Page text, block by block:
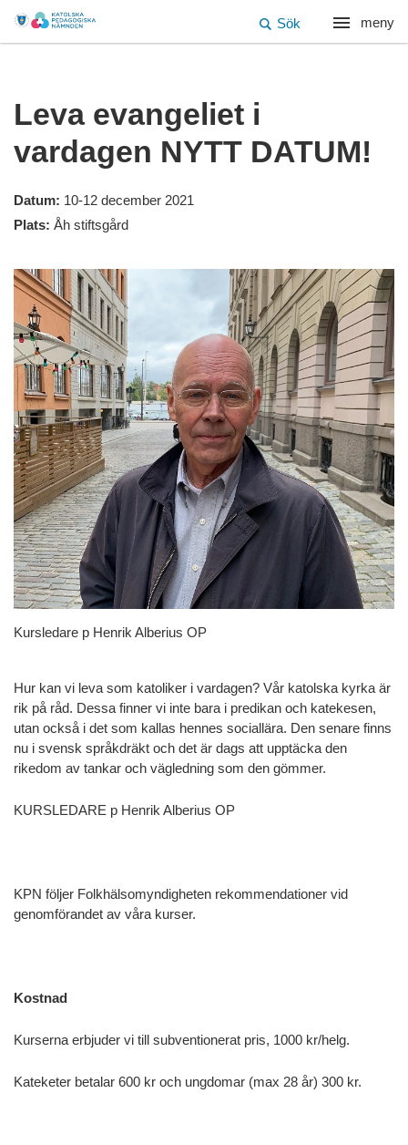
meny
Sök
Leva evangeliet i
vardagen NYTT DATUM!
Datum: 10-12 december 2021
Plats: Åh stiftsgård
Kursledare p Henrik Alberius OP
Hur kan vi leva som katoliker i vardagen? Vår katolska kyrka är
rik på råd. Dessa finner vi inte bara i predikan och katekesen,
utan också i det som kallas hennes sociallära. Den senare finns
nu i svensk språkdräkt och det är dags att upptäcka den
rikedom av tankar och vägledning som den gömmer.
KURSLEDARE p Henrik Alberius OP
KPN följer Folkhälsomyndigheten rekommendationer vid
genomförandet av våra kurser.
Kostnad
Kurserna erbjuder vi till subventionerat pris, 1000 kr/helg.
Kateketer betalar 600 kr och ungdomar (max 28 år) 300 kr.